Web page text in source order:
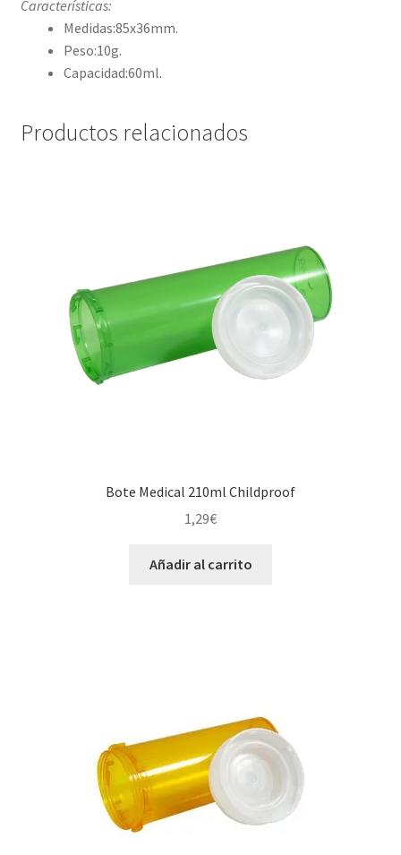
Características:
Medidas:85x36mm.
Peso:10g.
Capacidad:60ml.
Productos relacionados
Bote Medical 210ml Childproof
1,29€
Añadir al carrito